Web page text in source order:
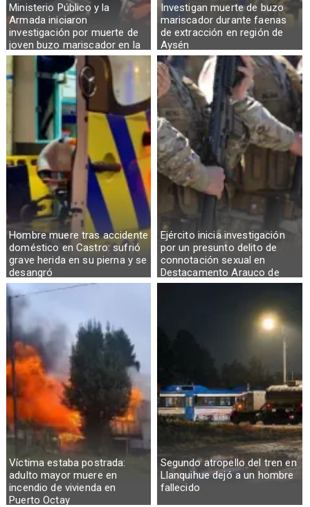
Ministerio Público y la
Armada iniciaron
investigación por muerte de
joven buzo mariscador en la
Región de Aysén
Investigan muerte de buzo
mariscador durante faenas
de extracción en región de
Aysén
Hombre muere tras accidente
doméstico en Castro: sufrió
grave herida en su pierna y se
desangró
Ejército inicia investigación
por un presunto delito de
connotación sexual en
Destacamento Arauco de
Osorno
Víctima estaba postrada:
adulto mayor muere en
incendio de vivienda en
Puerto Octay
Segundo atropello del tren en
Llanquihue dejó a un hombre
fallecido